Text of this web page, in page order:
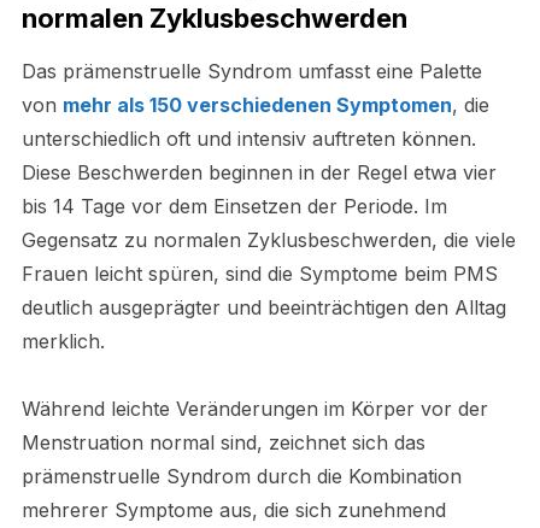
normalen Zyklusbeschwerden
Das prämenstruelle Syndrom umfasst eine Palette
von mehr als 150 verschiedenen Symptomen, die
unterschiedlich oft und intensiv auftreten können.
Diese Beschwerden beginnen in der Regel etwa vier
bis 14 Tage vor dem Einsetzen der Periode. Im
Gegensatz zu normalen Zyklusbeschwerden, die viele
Frauen leicht spüren, sind die Symptome beim PMS
deutlich ausgeprägter und beeinträchtigen den Alltag
merklich.
Während leichte Veränderungen im Körper vor der
Menstruation normal sind, zeichnet sich das
prämenstruelle Syndrom durch die Kombination
mehrerer Symptome aus, die sich zunehmend